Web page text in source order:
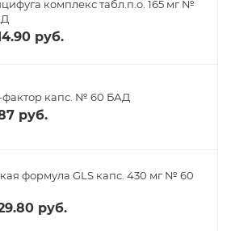
комплекс табл.п.о. 165 мг №
руб.
капс. № 60 БАД
руб.
формула GLS капс. 430 мг № 60
руб.